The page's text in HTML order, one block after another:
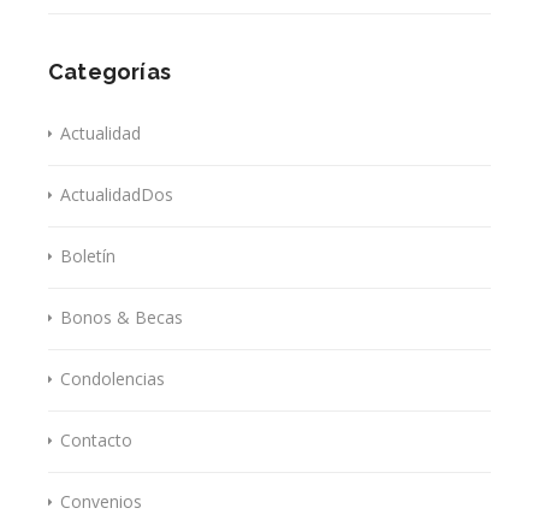
Categorías
Actualidad
ActualidadDos
Boletín
Bonos & Becas
Condolencias
Contacto
Convenios